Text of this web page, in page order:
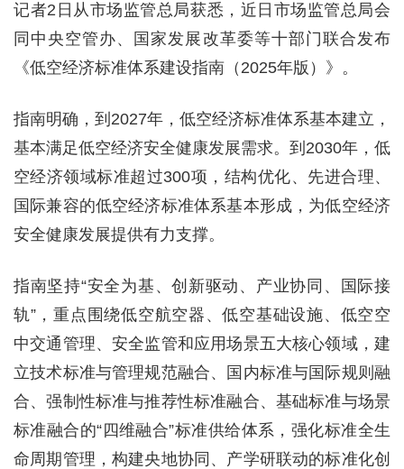
记者2日从市场监管总局获悉，近日市场监管总局会
同中央空管办、国家发展改革委等十部门联合发布
《低空经济标准体系建设指南（2025年版）》。
指南明确，到2027年，低空经济标准体系基本建立，
基本满足低空经济安全健康发展需求。到2030年，低
空经济领域标准超过300项，结构优化、先进合理、
国际兼容的低空经济标准体系基本形成，为低空经济
安全健康发展提供有力支撑。
指南坚持“安全为基、创新驱动、产业协同、国际接
轨”，重点围绕低空航空器、低空基础设施、低空空
中交通管理、安全监管和应用场景五大核心领域，建
立技术标准与管理规范融合、国内标准与国际规则融
合、强制性标准与推荐性标准融合、基础标准与场景
标准融合的“四维融合”标准供给体系，强化标准全生
命周期管理，构建央地协同、产学研联动的标准化创